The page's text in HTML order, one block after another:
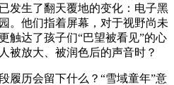
发生了翻天覆地的变化：电子黑
。他们指着屏幕，对于视野尚未
触达了孩子们“巴望被看见”的心
被放大、被润色后的声音时？
历会留下什么？“雪域童年”意